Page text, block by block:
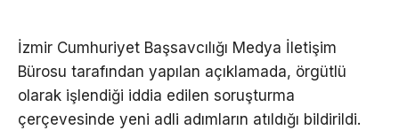
İzmir Cumhuriyet Başsavcılığı Medya İletişim
Bürosu tarafından yapılan açıklamada, örgütlü
olarak işlendiği iddia edilen soruşturma
çerçevesinde yeni adli adımların atıldığı bildirildi.